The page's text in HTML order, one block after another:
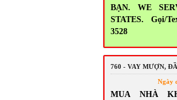
BẠN. WE
STATES. Gọi/
3528
760 - VAY MƯỢN,
Ngày
MUA NHÀ